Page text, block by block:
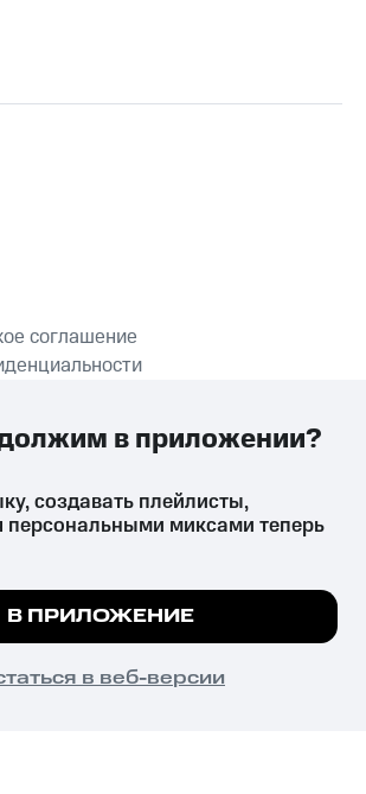
ПРИЛОЖЕНИЕ
соглашение
их аналогов причиняет вред здоровью,
запрещён и влечёт установленную
ответственность.
куки, чтобы на сайте все
ПОНЯТНО
создавать плейлисты,
персональными миксами теперь
В ПРИЛОЖЕНИЕ
в веб-версии